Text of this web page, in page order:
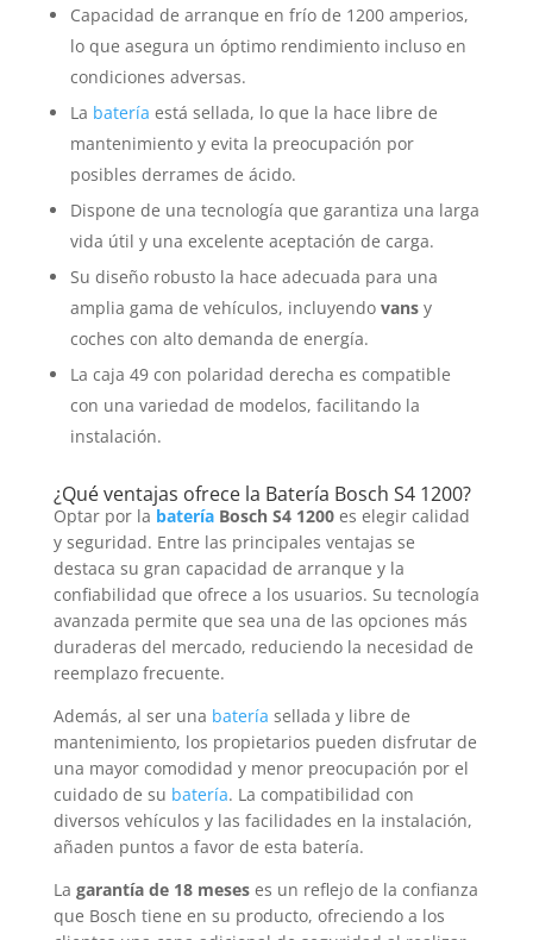
Capacidad de arranque en frío de 1200 amperios,
lo que asegura un óptimo rendimiento incluso en
condiciones adversas.
La batería está sellada, lo que la hace libre de
mantenimiento y evita la preocupación por
posibles derrames de ácido.
Dispone de una tecnología que garantiza una larga
vida útil y una excelente aceptación de carga.
Su diseño robusto la hace adecuada para una
amplia gama de vehículos, incluyendo vansy
coches con alto demanda de energía.
La caja 49 con polaridad derecha es compatible
con una variedad de modelos, facilitando la
instalación.
¿Qué ventajas ofrece la Batería Bosch S4 1200?
Optar por la bateríaBosch S4 1200es elegir calidad
y seguridad. Entre las principales ventajas se
destaca su gran capacidad de arranque y la
confiabilidad que ofrece a los usuarios. Su tecnología
avanzada permite que sea una de las opciones más
duraderas del mercado, reduciendo la necesidad de
reemplazo frecuente.
Además, al ser una batería sellada y libre de
mantenimiento, los propietarios pueden disfrutar de
una mayor comodidad y menor preocupación por el
cuidado de su batería. La compatibilidad con
diversos vehículos y las facilidades en la instalación,
añaden puntos a favor de esta batería.
La garantía de 18 meseses un reflejo de la confianza
que Bosch tiene en su producto, ofreciendo a los